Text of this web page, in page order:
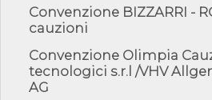
06/08/26 - DDL delegazione europea
norme UE in m...
05/08/26 - DL Infrastrutture e PNRR è
fiducia...
05/08/26 - Focus OICE sul DDL di
Convenzione BIZZARRI -
cauzioni
Convenzione Olimpia
tecnologici s.r.l /VHV
AG